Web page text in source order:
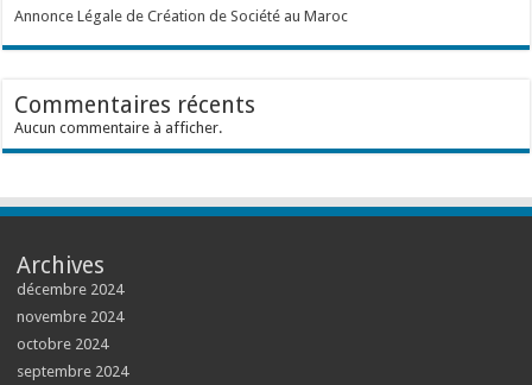
Annonce Légale de Création de Société au Maroc
Commentaires récents
Aucun commentaire à afficher.
Archives
décembre 2024
novembre 2024
octobre 2024
septembre 2024